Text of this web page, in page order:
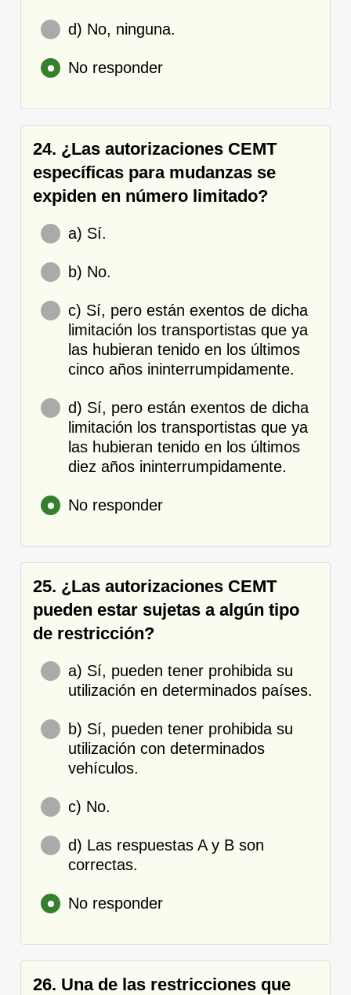
d) No, ninguna.
No responder
24. ¿Las autorizaciones CEMT
específicas para mudanzas se
expiden en número limitado?
a) Sí.
b) No.
c) Sí, pero están exentos de dicha
limitación los transportistas que ya
las hubieran tenido en los últimos
cinco años ininterrumpidamente.
d) Sí, pero están exentos de dicha
limitación los transportistas que ya
las hubieran tenido en los últimos
diez años ininterrumpidamente.
No responder
25. ¿Las autorizaciones CEMT
pueden estar sujetas a algún tipo
de restricción?
a) Sí, pueden tener prohibida su
utilización en determinados países.
b) Sí, pueden tener prohibida su
utilización con determinados
vehículos.
c) No.
d) Las respuestas A y B son
correctas.
No responder
26. Una de las restricciones que